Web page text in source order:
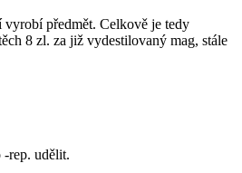
vyrobí předmět. Celkově je tedy
8 zl. za již vydestilovaný mag, stále
-rep. udělit.